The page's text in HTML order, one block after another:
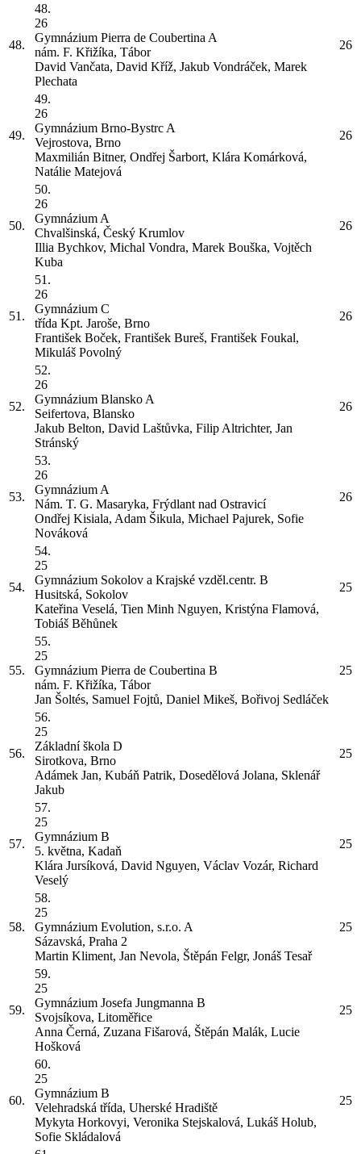
48.
48.
26
Gymnázium Pierra de Coubertina A
nám. F. Křižíka, Tábor
David Vančata, David Kříž, Jakub Vondráček, Marek
Plechata
26
49.
49.
26
Gymnázium Brno-Bystrc A
Vejrostova, Brno
Maxmilián Bitner, Ondřej Šarbort, Klára Komárková,
Natálie Matejová
26
50.
50.
26
Gymnázium A
Chvalšinská, Český Krumlov
Illia Bychkov, Michal Vondra, Marek Bouška, Vojtěch
Kuba
26
51.
51.
26
Gymnázium C
třída Kpt. Jaroše, Brno
František Boček, František Bureš, František Foukal,
Mikuláš Povolný
26
52.
52.
26
Gymnázium Blansko A
Seifertova, Blansko
Jakub Belton, David Laštůvka, Filip Altrichter, Jan
Stránský
26
53.
53.
26
Gymnázium A
Nám. T. G. Masaryka, Frýdlant nad Ostravicí
Ondřej Kisiala, Adam Šikula, Michael Pajurek, Sofie
Nováková
26
54.
54.
25
Gymnázium Sokolov a Krajské vzděl.centr. B
Husitská, Sokolov
Kateřina Veselá, Tien Minh Nguyen, Kristýna Flamová,
Tobiáš Běhůnek
25
55.
55.
25
Gymnázium Pierra de Coubertina B
nám. F. Křižíka, Tábor
Jan Šoltés, Samuel Fojtů, Daniel Mikeš, Bořivoj Sedláček
25
56.
56.
25
Základní škola D
Sirotkova, Brno
Adámek Jan, Kubáň Patrik, Dosedělová Jolana, Sklenář
Jakub
25
57.
57.
25
Gymnázium B
5. května, Kadaň
Klára Jursíková, David Nguyen, Václav Vozár, Richard
Veselý
25
58.
58.
25
Gymnázium Evolution, s.r.o. A
Sázavská, Praha 2
Martin Kliment, Jan Nevola, Štěpán Felgr, Jonáš Tesař
25
59.
59.
25
Gymnázium Josefa Jungmanna B
Svojsíkova, Litoměřice
Anna Černá, Zuzana Fišarová, Štěpán Malák, Lucie
Hošková
25
60.
60.
25
Gymnázium B
Velehradská třída, Uherské Hradiště
Mykyta Horkovyi, Veronika Stejskalová, Lukáš Holub,
Sofie Skládalová
25